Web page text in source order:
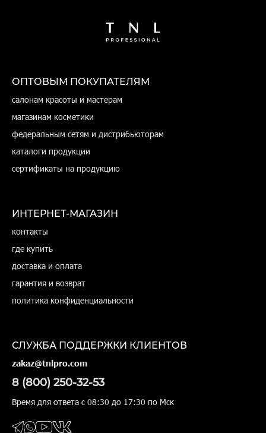
ОПТОВЫМ ПОКУПАТЕЛЯМ
салонам красоты и мастерам
магазинам косметики
федеральным сетям и дистрибьюторам
каталоги продукции
сертификаты на продукцию
ИНТЕРНЕТ-МАГАЗИН
контакты
где купить
доставка и оплата
гарантия и возврат
политика конфиденциальности
СЛУЖБА ПОДДЕРЖКИ КЛИЕНТОВ
zakaz@tnlpro.com
8 (800) 250-32-53
Время для ответа с 08:30 до 17:30 по Мск